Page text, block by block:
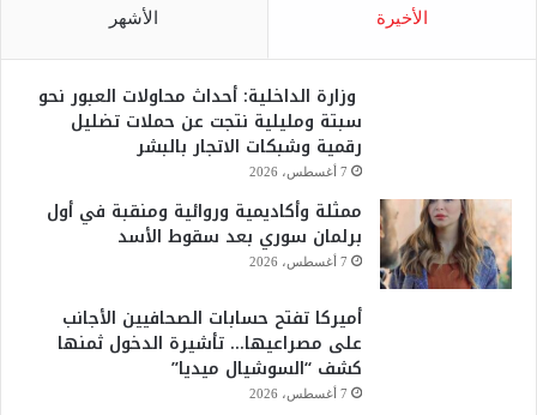
الأخيرة الأشهر
وزارة الداخلية: أحداث محاولات العبور نحو
سبتة ومليلية نتجت عن حملات تضليل
رقمية وشبكات الاتجار بالبشر
7 أغسطس، 2026
ممثلة وأكاديمية وروائية ومنقبة في أول
برلمان سوري بعد سقوط الأسد
7 أغسطس، 2026
أميركا تفتح حسابات الصحافيين الأجانب
على مصراعيها… تأشيرة الدخول ثمنها
كشف “السوشيال ميديا”
7 أغسطس، 2026